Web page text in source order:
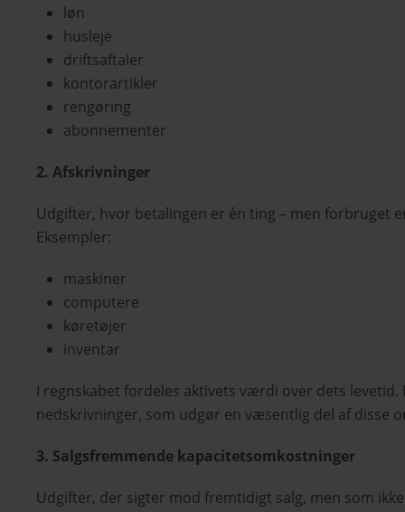
løn
husleje
driftsaftaler
kontorartikler
rengøring
abonnementer
2. Afskrivninger
Udgifter, hvor betalingen er én ting – men forbruget
Eksempler:
maskiner
computere
køretøjer
inventar
I regnskabet fordeles aktivets værdi over dets levetid.
nedskrivninger, som udgør en væsentlig del af disse
3. Salgsfremmende kapacitetsomkostninger
Udgifter, der sigter mod fremtidigt salg, men som